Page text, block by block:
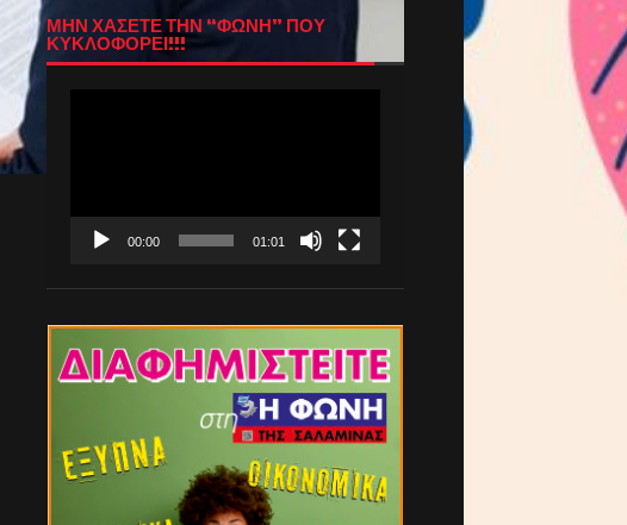
ΜΗΝ ΧΑΣΕΤΕ ΤΗΝ “ΦΩΝΗ” ΠΟΥ
ΚΥΚΛΟΦΟΡΕΙ!!!
00:00 01:01